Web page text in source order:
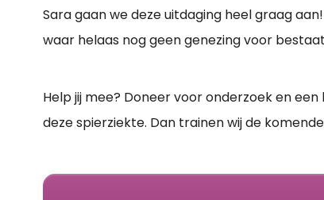
Sara gaan we deze uitdaging heel graag
waar helaas nog geen genezing voor
Help jij mee? Doneer voor onderzoek en
deze spierziekte. Dan trainen wij de